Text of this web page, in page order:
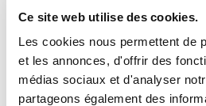
Ce site web utilise des cookies.
Les cookies nous permettent de
et les annonces, d'offrir des
médias sociaux et d'analyser
partageons également des